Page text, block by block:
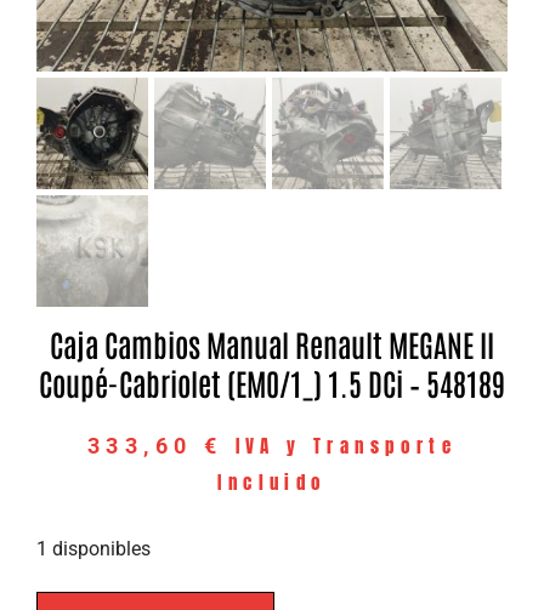
Caja Cambios Manual Renault MEGANE II
Coupé-Cabriolet (EM0/1_) 1.5 DCi – 548189
333,60 €
IVA y Transporte
Incluido
1 disponibles